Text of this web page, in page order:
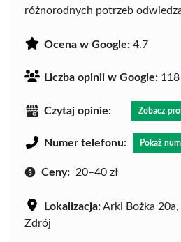
różnorodnych potrzeb
Ocena w Google: 4.7
Liczba opinii w Google: 118
Czytaj opinie: Zobacz
Numer telefonu: Pokaż
Ceny: 20–40 zł
Lokalizacja:Arki Bożka
Zdrój